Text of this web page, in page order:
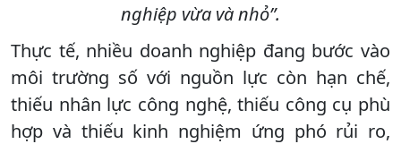
nghiệp vừa và nhỏ”.
Thực tế, nhiều doanh nghiệp đang bước vào
môi trường số với nguồn lực còn hạn chế,
thiếu nhân lực công nghệ, thiếu công cụ phù
hợp và thiếu kinh nghiệm ứng phó rủi ro,